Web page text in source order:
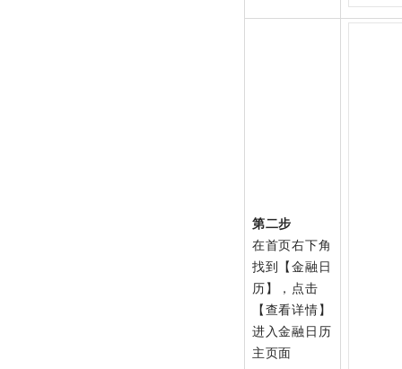
第二步
在首页右下角
找到【金融日
历】，点击
【查看详情】
进入金融日历
主页面